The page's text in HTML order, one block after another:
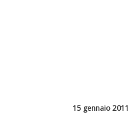
15 gennaio 2011